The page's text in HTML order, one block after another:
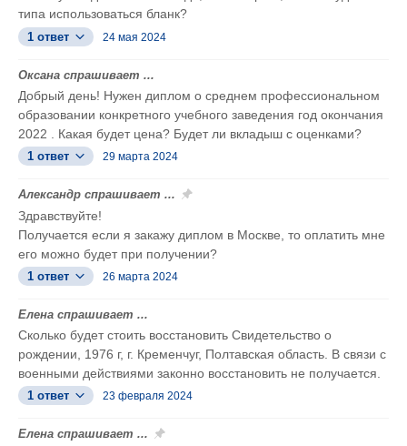
типа использоваться бланк?
1 ответ 24 мая 2024
Оксана спрашивает ...
Добрый день! Нужен диплом о среднем профессиональном
образовании конкретного учебного заведения год окончания
2022 . Какая будет цена? Будет ли вкладыш с оценками?
1 ответ 29 марта 2024
Александр спрашивает ...
Здравствуйте!
Получается если я закажу диплом в Москве, то оплатить мне
его можно будет при получении?
1 ответ 26 марта 2024
Елена спрашивает ...
Сколько будет стоить восстановить Свидетельство о
рождении, 1976 г, г. Кременчуг, Полтавская область. В связи с
военными действиями законно восстановить не получается.
1 ответ 23 февраля 2024
Елена спрашивает ...